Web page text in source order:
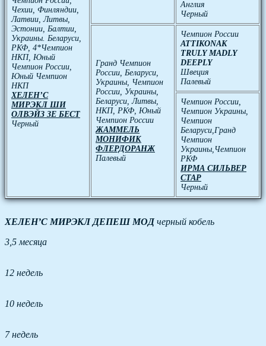
Чехии, Финляндии,
Латвии, Литвы,
Эстонии, Балтии,
Украины. Беларуси,
РКФ, 4*Чемпион
НКП, Юный
Чемпион России,
Юный Чемпион
НКП
ХЕЛЕН’C
МИРЭКЛ ШИ
ОЛВЭЙЗ ЗЕ БЕСТ
Черный
Англия
Черный
Гранд Чемпион
России, Беларуси,
Украины, Чемпион
России, Украины,
Беларуси, Литвы,
НКП, РКФ, Юный
Чемпион России
ЖАММЕЛЬ
МОНИФИК
ФЛЕРДОРАНЖ
Палевый
Чемпион России
ATTIKONAK
TRULY MADLY
DEEPLY
Швеция
Палевый
Чемпион России,
Чемпион Украины,
Чемпион
Беларуси,Гранд
Чемпион
Украины,Чемпион
РКФ
ИРМА СИЛЬВЕР
СТАР
Черный
ХЕЛЕН’С МИРЭКЛ ДЕПЕШ МОДчерный кобель
3,5 месяца
12 недель
10 недель
7 недель